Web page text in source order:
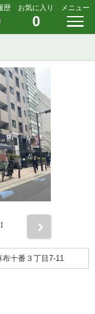
歴 お気に入り
0
メニュー
十番３丁目7-11